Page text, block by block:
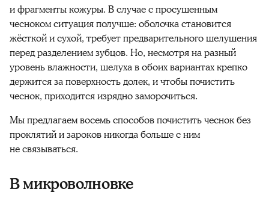
и фрагменты кожуры. В случае с просушенным
чеснокомситуация получше: оболочка становится
жёсткой и сухой, требует предварительного шелушения
перед разделением зубцов. Но, несмотря на разный
уровень влажности, шелухав обоих вариантах крепко
держится за поверхность долек, и чтобыпочистить
чеснок, приходится изрядно заморочиться.
Мы предлагаем восемьспособовпочистить чеснокбез
проклятий и зароков никогда больше с ним
не связываться.
В микроволновке